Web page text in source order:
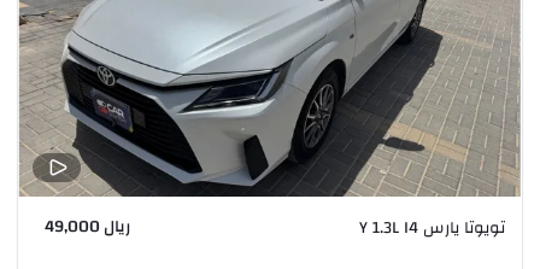
تويوتا يارس Y 1.3L I4 ريال 49,000